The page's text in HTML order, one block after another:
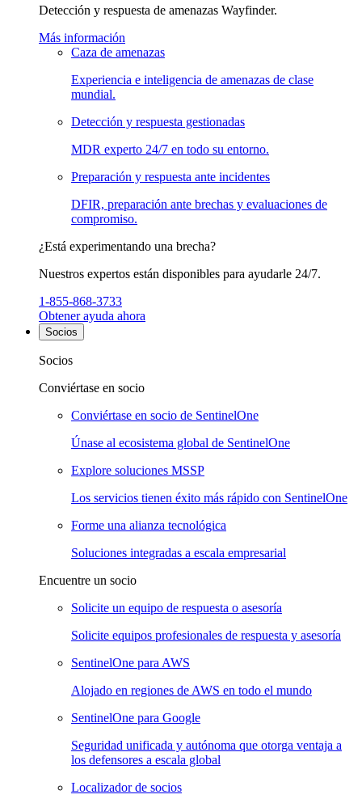
Detección y respuesta de amenazas Wayfinder.
Más información
Caza de amenazas
Experiencia e inteligencia de amenazas de clase
mundial.
Detección y respuesta gestionadas
MDR experto 24/7 en todo su entorno.
Preparación y respuesta ante incidentes
DFIR, preparación ante brechas y evaluaciones de
compromiso.
¿Está experimentando una brecha?
Nuestros expertos están disponibles para ayudarle 24/7.
1-855-868-3733
Obtener ayuda ahora
Socios
Socios
Conviértase en socio
Conviértase en socio de SentinelOne
Únase al ecosistema global de SentinelOne
Explore soluciones MSSP
Los servicios tienen éxito más rápido con SentinelOne
Forme una alianza tecnológica
Soluciones integradas a escala empresarial
Encuentre un socio
Solicite un equipo de respuesta o asesoría
Solicite equipos profesionales de respuesta y asesoría
SentinelOne para AWS
Alojado en regiones de AWS en todo el mundo
SentinelOne para Google
Seguridad unificada y autónoma que otorga ventaja a
los defensores a escala global
Localizador de socios